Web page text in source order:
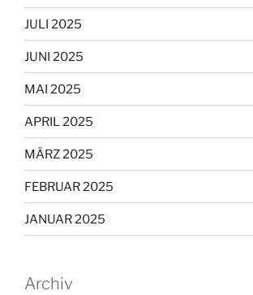
JULI 2025
JUNI 2025
MAI 2025
APRIL 2025
MÄRZ 2025
FEBRUAR 2025
JANUAR 2025
Archiv